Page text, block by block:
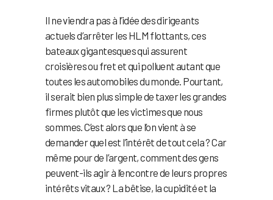
Il ne viendra pas à l’idée des dirigeants
actuels d’arrêter les HLM flottants, ces
bateaux gigantesques qui assurent
croisières ou fret et qui polluent autant que
toutes les automobiles du monde. Pourtant,
il serait bien plus simple de taxer les grandes
firmes plutôt que les victimes que nous
sommes. C’est alors que l’on vient à se
demander quel est l’intérêt de tout cela ? Car
même pour de l’argent, comment des gens
peuvent-ils agir à l’encontre de leurs propres
intérêts vitaux ? La bêtise, la cupidité et la